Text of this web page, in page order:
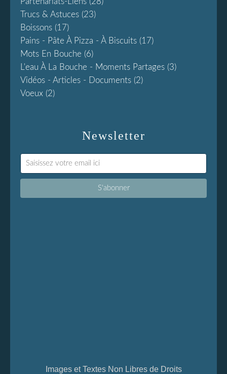
Newsletter
Trucs & Astuces (23)
Boissons (17)
Pains - Pâte À Pizza - À Biscuits (17)
Mots En Bouche (6)
L'eau À La Bouche - Moments Partages (3)
Vidéos - Articles - Documents (2)
Voeux (2)
Images et Textes Non Libres de Droits